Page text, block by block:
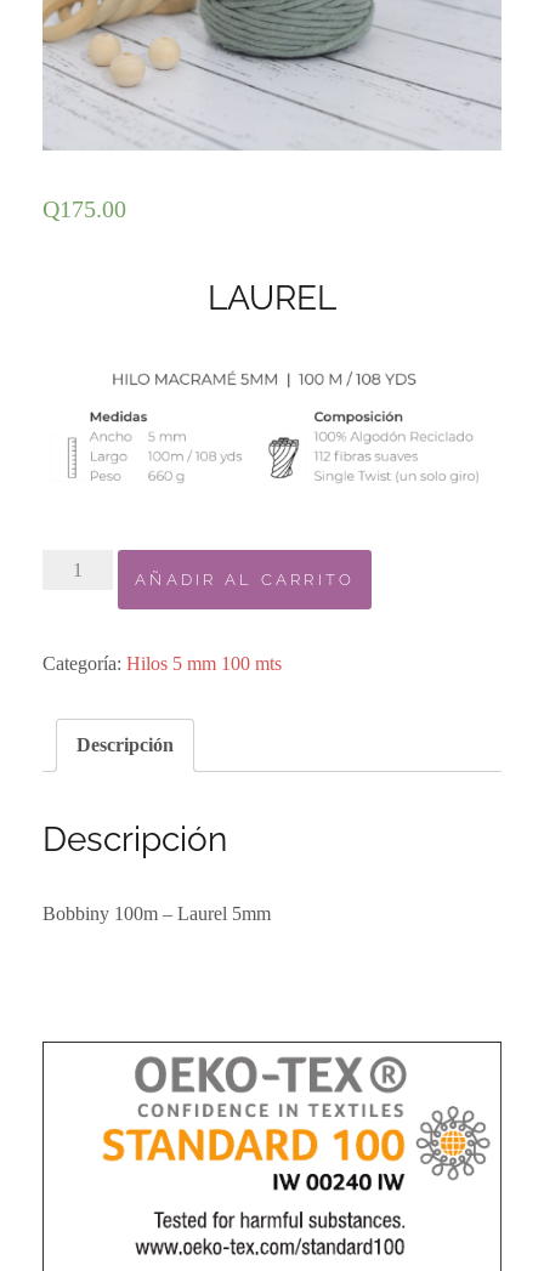
Q175.00
LAUREL
-
5mm
cantidad
AÑADIR AL CARRITO
Categoría: Hilos 5 mm 100 mts
Descripción
Descripción
Bobbiny 100m – Laurel 5mm